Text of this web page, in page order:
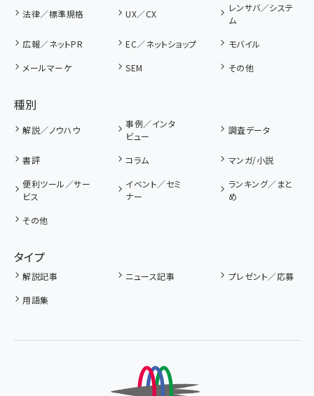
法律／標準規格 UX／CX
レンサバ／システ
ム
広報／ネットPR
EC／ネットショップ
モバイル
メールマーケ
SEM その他
種別
解説／ノウハウ
事例／インタ
ビュー
調査データ
書評 コラム
マンガ/小説
便利ツール／サー
ビス
イベント／セミ
ナー
ランキング／まと
め
その他
タイプ
解説記事 ニュース記事
プレゼント／応募
用語集